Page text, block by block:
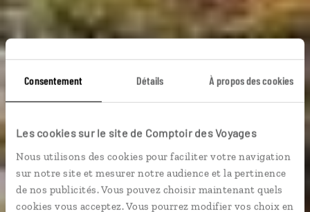
Consentement Détails À propos des cookies
Les cookies sur le site de Comptoir des Voyages
Nous utilisons des cookies pour faciliter votre navigation
sur notre site et mesurer notre audience et la pertinence
de nos publicités. Vous pouvez choisir maintenant quels
cookies vous acceptez. Vous pourrez modifier vos choix en
Panorama
amalfitain
Circuit autotour en Campanie : Naples, Pompéi, côte
amalfitaine.